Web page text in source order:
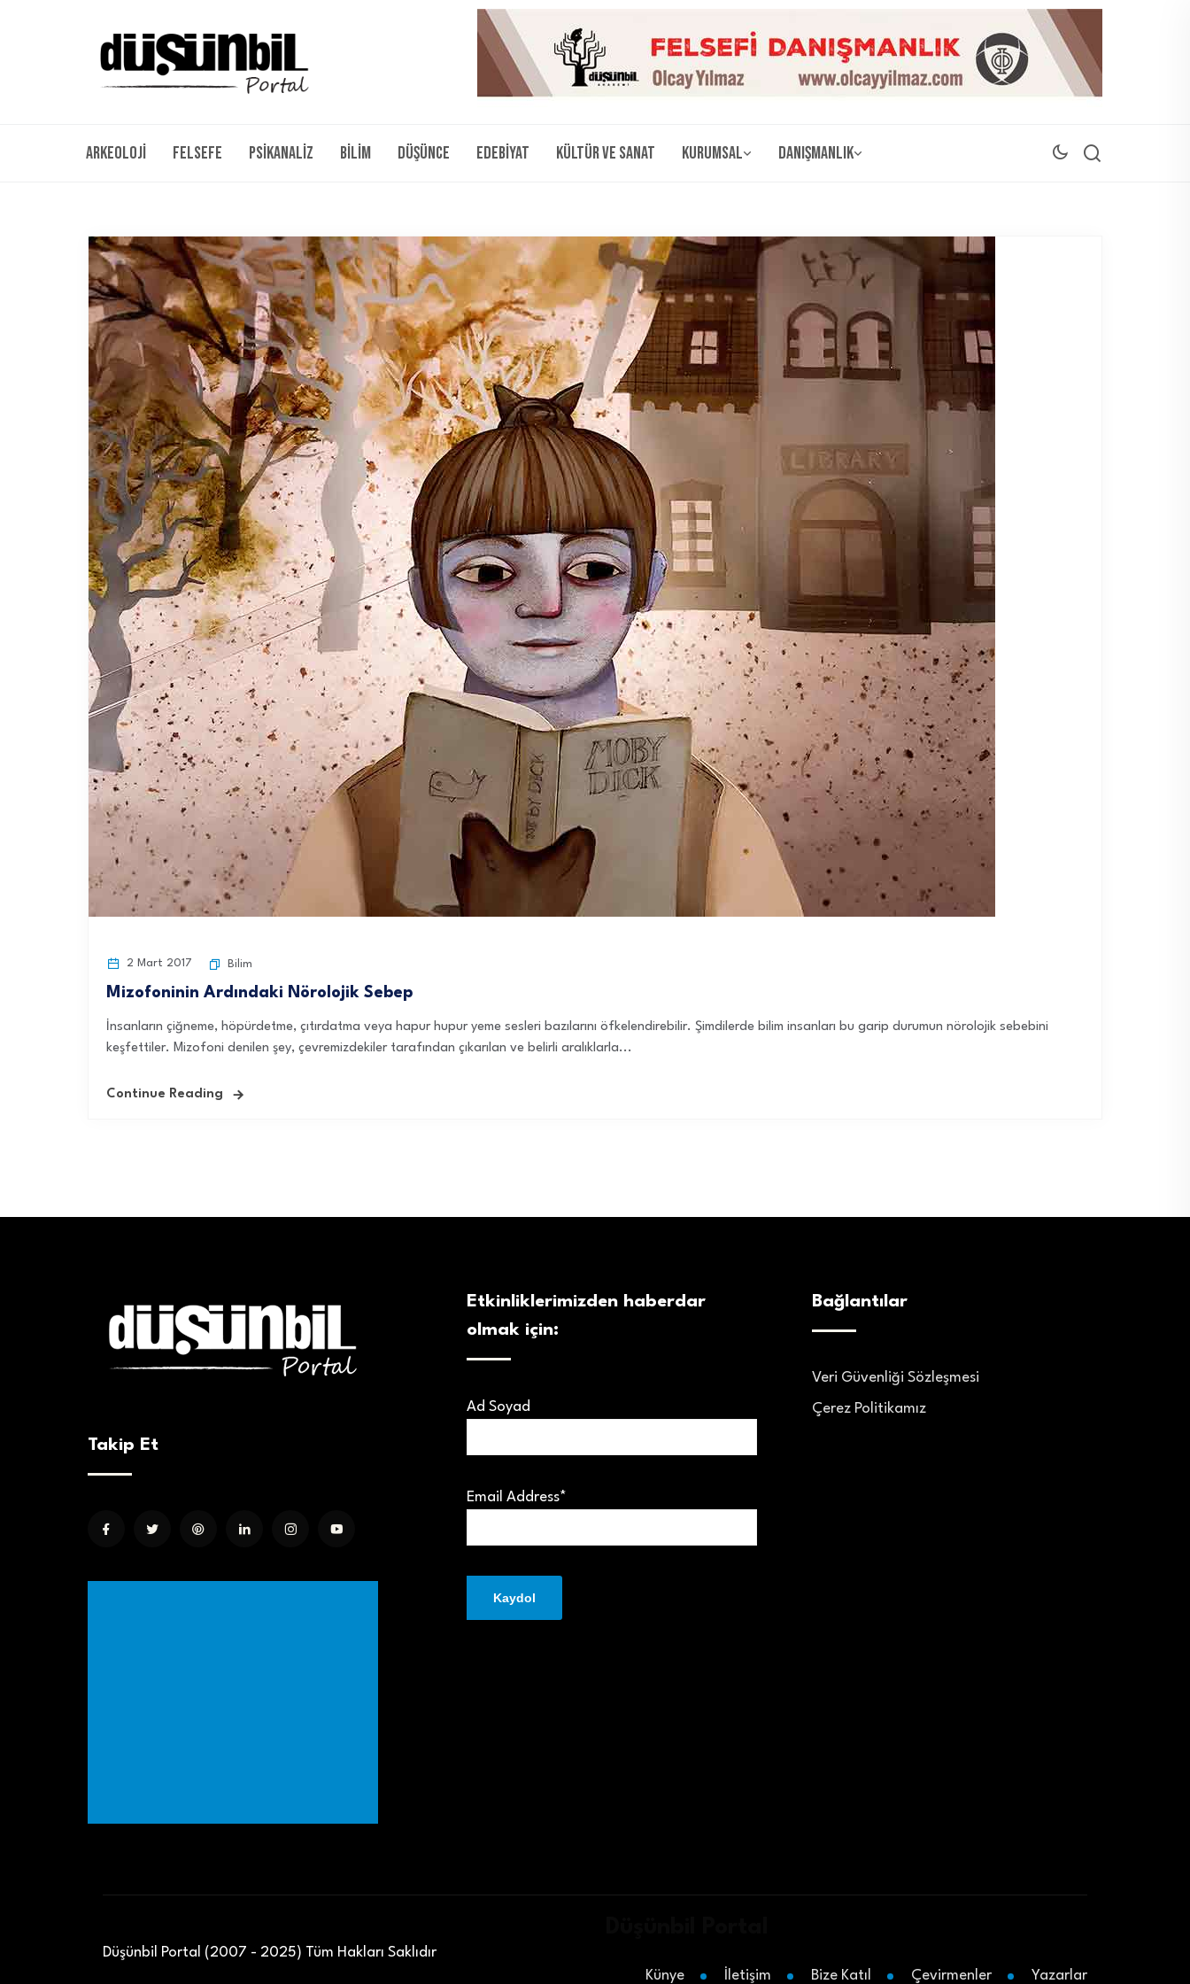
Arkeoloji Felsefe Psikanaliz Bilim Düşünce Edebiyat Kültür ve Sanat Kurumsal Danışmanlık
2 Mart 2017 Bilim
Mizofoninin Ardındaki Nörolojik Sebep
İnsanların çiğneme, höpürdetme, çıtırdatma veya hapur hupur yeme sesleri bazılarını öfkelendirebilir. Şimdilerde bilim insanları bu garip durumun nörolojik sebebini
keşfettiler. Mizofoni denilen şey, çevremizdekiler tarafından çıkarılan ve belirli aralıklarla...
Continue Reading
Takip Et
Etkinliklerimizden haberdar
olmak için:
Ad Soyad
Email Address*
Bağlantılar
Veri Güvenliği Sözleşmesi
Çerez Politikamız
Düşünbil Portal (2007 - 2025) Tüm Hakları Saklıdır
Künye İletişim Bize Katıl Çevirmenler Yazarlar